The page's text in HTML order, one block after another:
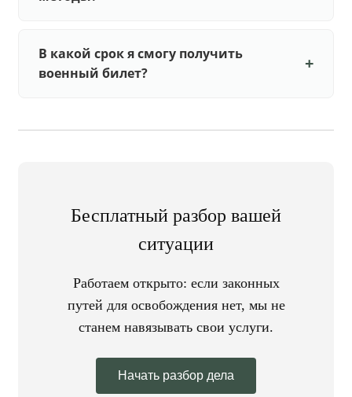
В какой срок я смогу получить
военный билет?
Бесплатный разбор вашей
ситуации
Работаем открыто: если законных
путей для освобождения нет, мы не
станем навязывать свои услуги.
Начать разбор дела